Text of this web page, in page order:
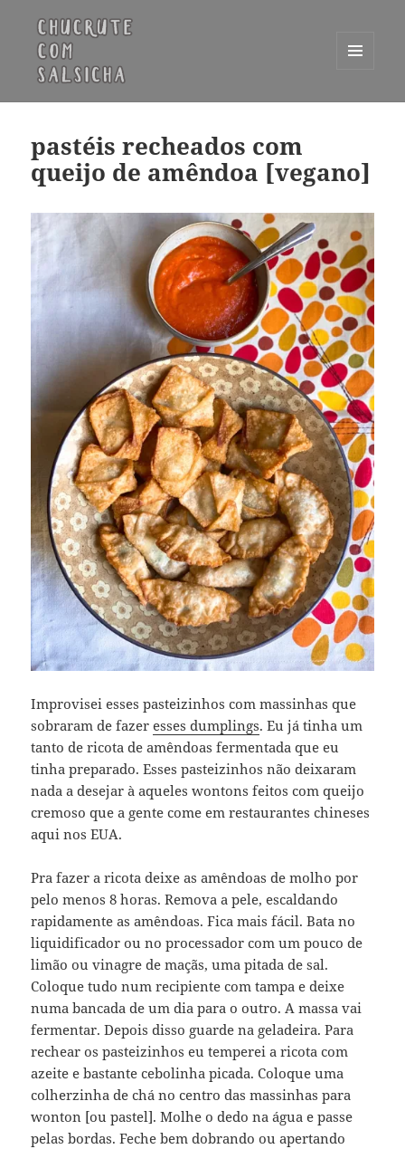
WIDGETS
pastéis recheados com
queijo de amêndoa [vegano]
Improvisei esses pasteizinhos com massinhas que
sobraram de fazeresses dumplings. Eu já tinha um
tanto de ricota de amêndoas fermentada que eu
tinha preparado. Esses pasteizinhos não deixaram
nada a desejar à aqueles wontons feitos com queijo
cremoso que a gente come em restaurantes chineses
aqui nos EUA.
Pra fazer a ricota deixe as amêndoas de molho por
pelo menos 8 horas. Remova a pele, escaldando
rapidamente as amêndoas. Fica mais fácil. Bata no
liquidificador ou no processador com um pouco de
limão ou vinagre de maçãs, uma pitada de sal.
Coloque tudo num recipiente com tampa e deixe
numa bancada de um dia para o outro. A massa vai
fermentar. Depois disso guarde na geladeira. Para
rechear os pasteizinhos eu temperei a ricota com
azeite e bastante cebolinha picada. Coloque uma
colherzinha de chá no centro das massinhas para
wonton [ou pastel]. Molhe o dedo na água e passe
pelas bordas. Feche bem dobrando ou apertando